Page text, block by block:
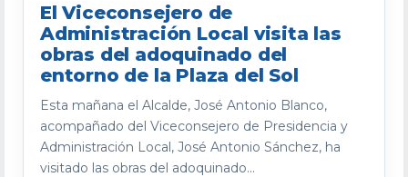
El Viceconsejero de
Administración Local visita las
obras del adoquinado del
entorno de la Plaza del Sol
Esta mañana el Alcalde, José Antonio Blanco,
acompañado del Viceconsejero de Presidencia y
Administración Local, José Antonio Sánchez, ha
visitado las obras del adoquinado...